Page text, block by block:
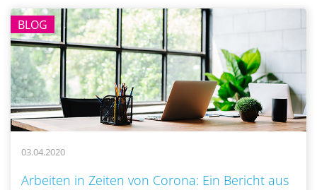
BLOG
03.04.2020
Arbeiten in Zeiten von Corona: Ein Bericht aus